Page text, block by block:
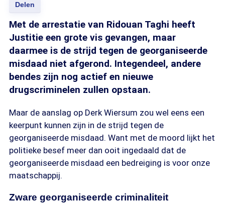
Delen
Met de arrestatie van Ridouan Taghi heeft
Justitie een grote vis gevangen, maar
daarmee is de strijd tegen de georganiseerde
misdaad niet afgerond. Integendeel, andere
bendes zijn nog actief en nieuwe
drugscriminelen zullen opstaan.
Maar de aanslag op Derk Wiersum zou wel eens een
keerpunt kunnen zijn in de strijd tegen de
georganiseerde misdaad. Want met de moord lijkt het
politieke besef meer dan ooit ingedaald dat de
georganiseerde misdaad een bedreiging is voor onze
maatschappij.
Zware georganiseerde criminaliteit